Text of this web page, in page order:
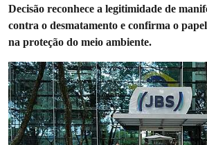
Decisão reconhece a legitimidade de
contra o desmatamento e confirma o
na proteção do meio ambiente.